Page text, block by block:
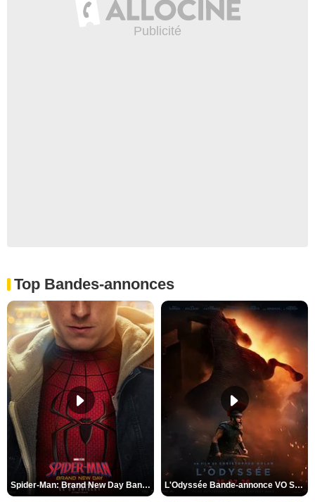
Top Bandes-annonces
Spider-Man: Brand New Day Bande-annonce VO STFR L'Odyssée Bande-annonce VO STFR